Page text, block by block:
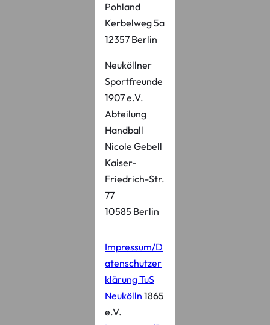
Pohland
Kerbelweg 5a
12357 Berlin
Neuköllner
Sportfreunde
1907 e.V.
Abteilung
Handball
Nicole Gebell
Kaiser-
Friedrich-Str.
77
10585 Berlin
Impressum/D
atenschutzer
klärung TuS
Neukölln 1865
e.V.